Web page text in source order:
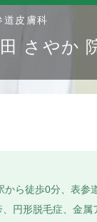
道皮膚科
さやか
ら徒歩0分、表参
円形脱毛症、金属